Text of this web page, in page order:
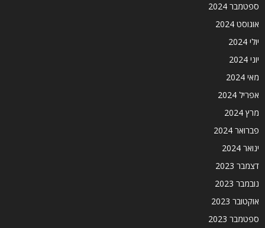
ספטמבר 2024
אוגוסט 2024
יולי 2024
יוני 2024
מאי 2024
אפריל 2024
מרץ 2024
פברואר 2024
ינואר 2024
דצמבר 2023
נובמבר 2023
אוקטובר 2023
ספטמבר 2023